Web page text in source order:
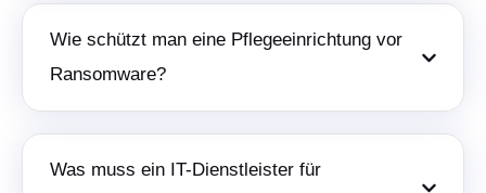
Wie schützt man eine Pflegeeinrichtung vor
Ransomware?
Was muss ein IT-Dienstleister für